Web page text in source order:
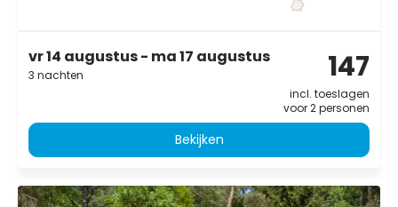
vr 14 augustus - ma 17 augustus
3 nachten 147
incl. toeslagen
voor 2 personen
Bekijken